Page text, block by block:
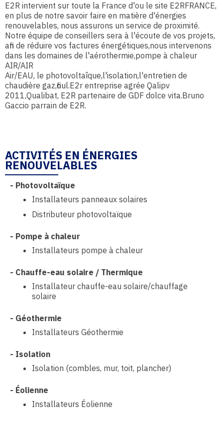
E2R intervient sur toute la France d'ou le site E2RFRANCE,
en plus de notre savoir faire en matière d'énergies
renouvelables, nous assurons un service de proximité.
Notre équipe de conseillers sera à l'écoute de vos projets,
afin de réduire vos factures énergétiques,nous intervenons
dans les domaines de l'aérothermie,pompe à chaleur
AIR/AIR
Air/EAU, le photovoltaîque,l'isolation,l'entretien de
chaudière gaz,fioul.E2r entreprise agrée Qalipv
2011,Qualibat, E2R partenaire de GDF dolce vita.Bruno
Gaccio parrain de E2R.
ACTIVITÉS EN ÉNERGIES
RENOUVELABLES
- Photovoltaïque
Installateurs panneaux solaires
Distributeur photovoltaïque
- Pompe à chaleur
Installateurs pompe à chaleur
- Chauffe-eau solaire / Thermique
Installateur chauffe-eau solaire/chauffage
solaire
- Géothermie
Installateurs Géothermie
- Isolation
Isolation (combles, mur, toit, plancher)
- Éolienne
Installateurs Éolienne